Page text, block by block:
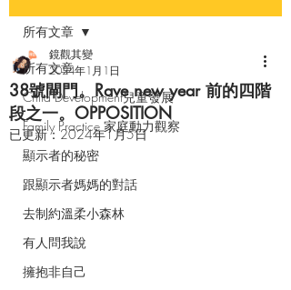
所有文章
Child Development兒童發展
Family Practice 家庭動力觀察
顯示者的秘密
跟顯示者媽媽的對話
去制約溫柔小森林
有人問我說
擁抱非自己
所有文章
38號閘門。Rave new year 前的四階
段之一。OPPOSITION
鏡觀其變
2024年1月1日
已更新：2024年1月5日